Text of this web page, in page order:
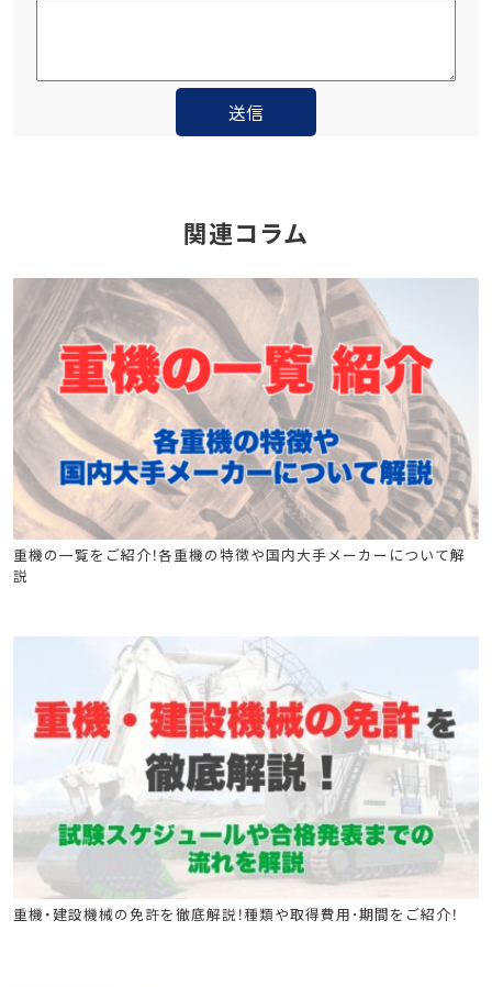
関連コラム
フォークリフト運転業務従事者安全衛生教育
不整地運搬車の運転の業務に係る特別教育
ショベルローダー等の運転の業務に係る特別教育
ゴンドラ取扱い業務特別教育 巻上げ機の運転の業務に係る特別教育
移動式クレーンの運転特別教育 移動式クレーン運転士安全衛生教育
フォークリフト 高所作業車 クレーン ローラー特別教育
小型車両特別教育
重機の一覧をご紹介！各重機の特徴や国内大手メーカーについて解
説
フォークリフト運転業務従事者安全衛生教育
重機・建設機械の免許を徹底解説！種類や取得費用･期間をご紹介！